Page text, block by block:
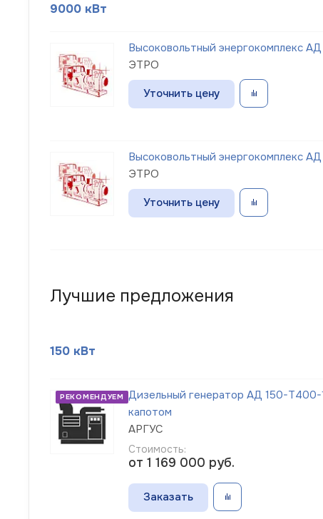
9000 кВт
Высоковольтный энергокомплекс
ЭТРО
Уточнить цену
Высоковольтный энергокомплекс
ЭТРО
Уточнить цену
Лучшие предложения
150 кВт
РЕКОМЕНДУЕМ
Дизельный генератор АД 150-
капотом
АРГУС
Стоимость:
от 1 169 000 руб.
Заказать